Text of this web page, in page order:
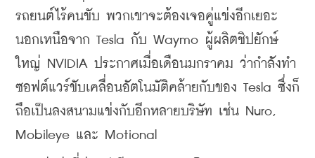
รถยนต์ไร้คนขับ พวกเขาจะต้องเจอคู่แข่งอีกเยอะ
นอกเหนือจาก Tesla กับ Waymo ผู้ผลิตชิปยักษ์
ใหญ่ NVIDIA ประกาศเมื่อเดือนมกราคม ว่ากำลังทำ
ซอฟต์แวร์ขับเคลื่อนอัตโนมัติคล้ายกับของ Tesla ซึ่งก็
ถือเป็นลงสนามแข่งกับอีกหลายบริษัท เช่น Nuro,
Mobileye และ Motional